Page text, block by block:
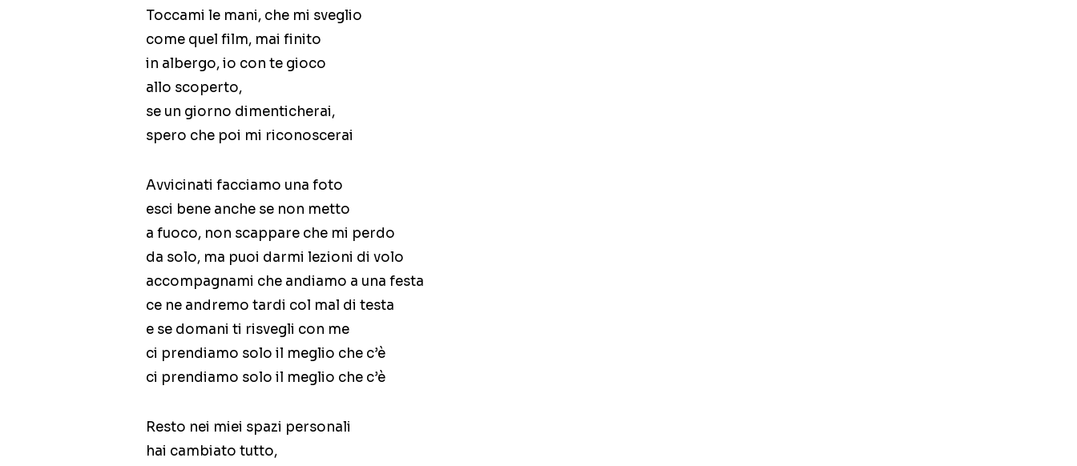
Toccami le mani, che mi sveglio
come quel film, mai finito
in albergo, io con te gioco
allo scoperto,
se un giorno dimenticherai,
spero che poi mi riconoscerai
Avvicinati facciamo una foto
esci bene anche se non metto
a fuoco, non scappare che mi perdo
da solo, ma puoi darmi lezioni di volo
accompagnami che andiamo a una festa
ce ne andremo tardi col mal di testa
e se domani ti risvegli con me
ci prendiamo solo il meglio che c’è
ci prendiamo solo il meglio che c’è
Resto nei miei spazi personali
hai cambiato tutto,